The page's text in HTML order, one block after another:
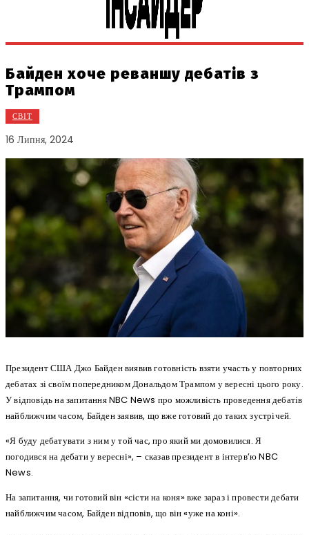
Байден хоче реваншу дебатів з
Трампом
СВІТ
16 Липня, 2024
Президент США Джо Байден виявив готовність взяти участь у повторних
дебатах зі своїм попередником Дональдом Трампом у вересні цього року.
У відповідь на запитання NBC News про можливість проведення дебатів
найближчим часом, Байден заявив, що вже готовий до таких зустрічей.
«Я буду дебатувати з ним у той час, про який ми домовилися. Я
погодився на дебати у вересні», – сказав президент в інтерв’ю NBC
News.
На запитання, чи готовий він «сісти на коня» вже зараз і провести дебати
найближчим часом, Байден відповів, що він «уже на коні».